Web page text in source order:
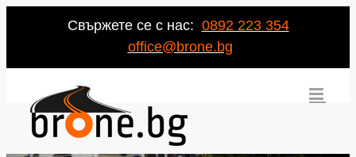
Свържете се с нас: 0892 223 354
office@brone.bg